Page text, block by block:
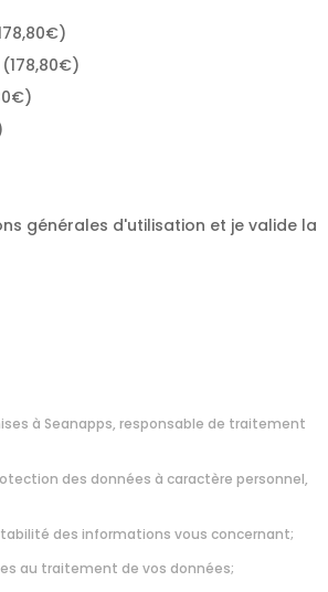
générales d'utilisation et je valide la
à Seanapps, responsable de traitement
des données à caractère personnel,
des informations vous concernant;
au traitement de vos données;